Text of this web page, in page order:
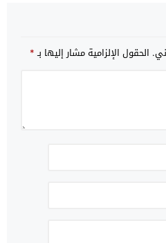
الحقول الإلزامية مشار إليها بـ*